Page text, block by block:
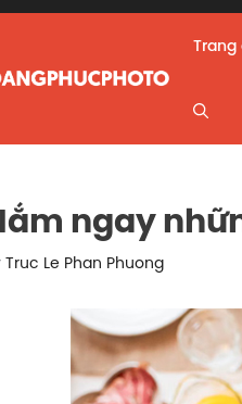
Trang
ngay
Truc Le Phan Phuong